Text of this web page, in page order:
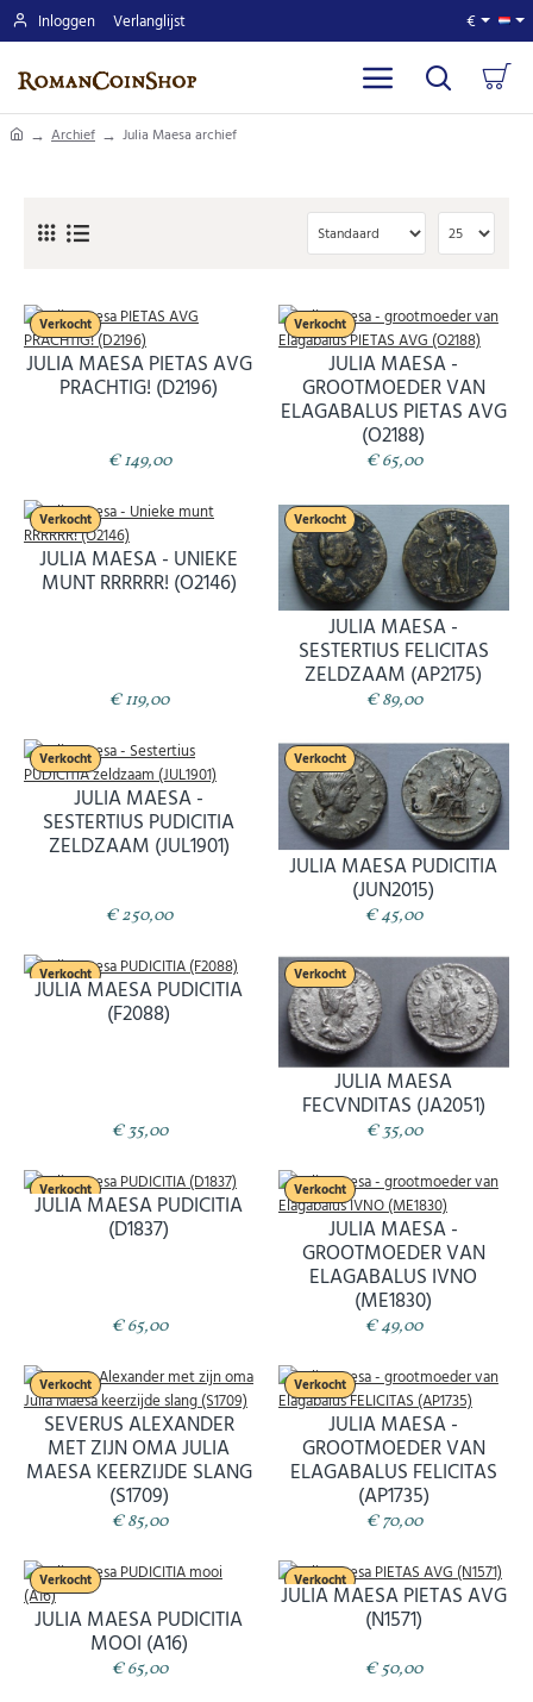
Inloggen Verlanglijst €
homeArchief Julia Maesa archief
Verkocht
JULIA MAESA PIETAS AVG
PRACHTIG! (D2196)
€ 149,00
Verkocht
JULIA MAESA -
GROOTMOEDER VAN
ELAGABALUS PIETAS AVG
(O2188)
€ 65,00
Verkocht
JULIA MAESA - UNIEKE
MUNT RRRRRR! (O2146)
€ 119,00
Verkocht
JULIA MAESA -
SESTERTIUS FELICITAS
ZELDZAAM (AP2175)
€ 89,00
Verkocht
JULIA MAESA -
SESTERTIUS PUDICITIA
ZELDZAAM (JUL1901)
€ 250,00
Verkocht
JULIA MAESA PUDICITIA
(JUN2015)
€ 45,00
Verkocht
JULIA MAESA PUDICITIA
(F2088)
€ 35,00
Verkocht
JULIA MAESA
FECVNDITAS (JA2051)
€ 35,00
Verkocht
JULIA MAESA PUDICITIA
(D1837)
€ 65,00
Verkocht
JULIA MAESA -
GROOTMOEDER VAN
ELAGABALUS IVNO
(ME1830)
€ 49,00
Verkocht
SEVERUS ALEXANDER
MET ZIJN OMA JULIA
MAESA KEERZIJDE SLANG
(S1709)
€ 85,00
Verkocht
JULIA MAESA -
GROOTMOEDER VAN
ELAGABALUS FELICITAS
(AP1735)
€ 70,00
Verkocht
JULIA MAESA PUDICITIA
MOOI (A16)
€ 65,00
Verkocht
JULIA MAESA PIETAS AVG
(N1571)
€ 50,00